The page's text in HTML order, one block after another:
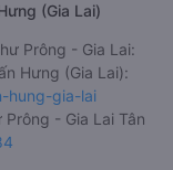
(Gia Lai)
Prông - Gia Lai:
Hưng (Gia Lai):
hung-gia-lai
- Gia Lai Tân